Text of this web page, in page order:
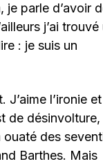
je parle d’avoir
j’ai trouvé
: je suis un
l’ironie et
de désinvolture,
des
Barthes. Mais